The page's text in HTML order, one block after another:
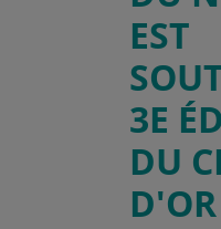
EST
3E
DU
D'OR